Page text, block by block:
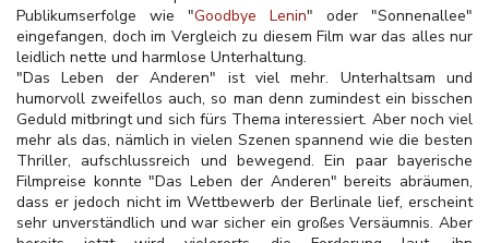
Publikumserfolge wie "Goodbye Lenin" oder "Sonnenallee"
eingefangen, doch im Vergleich zu diesem Film war das alles nur
leidlich nette und harmlose Unterhaltung.
"Das Leben der Anderen" ist viel mehr. Unterhaltsam und
humorvoll zweifellos auch, so man denn zumindest ein bisschen
Geduld mitbringt und sich fürs Thema interessiert. Aber noch viel
mehr als das, nämlich in vielen Szenen spannend wie die besten
Thriller, aufschlussreich und bewegend. Ein paar bayerische
Filmpreise konnte "Das Leben der Anderen" bereits abräumen,
dass er jedoch nicht im Wettbewerb der Berlinale lief, erscheint
sehr unverständlich und war sicher ein großes Versäumnis. Aber